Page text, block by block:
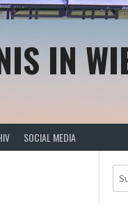
IN
SOCIAL MEDIA